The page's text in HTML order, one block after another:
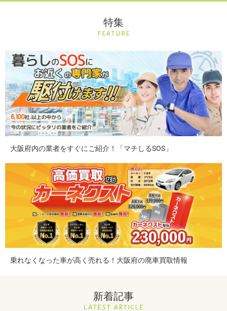
特集
大阪府内の業者をすぐにご紹介！「マチしるSOS」
乗れなくなった車が高く売れる！大阪府の廃車買取情報
新着記事